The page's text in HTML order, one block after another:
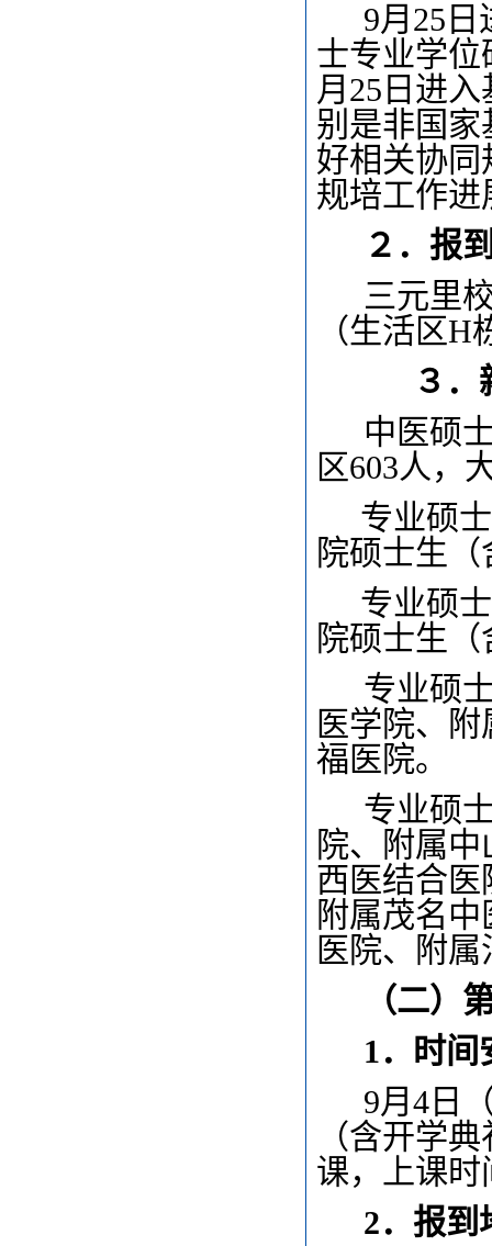
9月25日
士专业学位
月25日进
别是非国
好相关协
规培工作进
２．报
三元里
（生活区
３．
中医硕
区603人，
专业硕
院硕士生
专业硕
院硕士生
专业硕
医学院、
福医院。
专业硕
院、附属
西医结合
附属茂名
医院、附
（二）
1．时间
9月4日
（含开学
课，上课
2．报到